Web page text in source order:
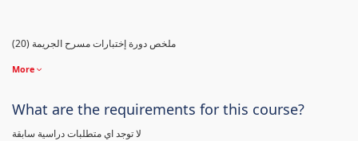
(20) ملخص دورة إختبارات مسرح الجريمة
More
What are the requirements for this course?
لا توجد اي متطلبات دراسية سابقة